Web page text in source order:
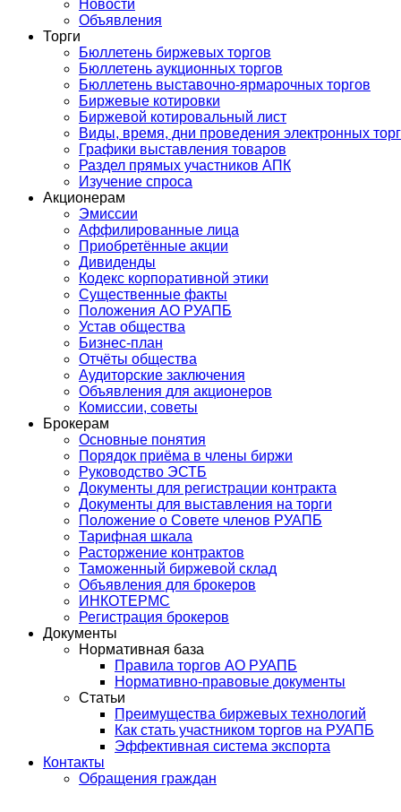
Новости
Объявления
Торги
Бюллетень биржевых торгов
Бюллетень аукционных торгов
Бюллетень выставочно-ярмарочных торгов
Биржевые котировки
Биржевой котировальный лист
Виды, время, дни проведения электронных
Графики выставления товаров
Раздел прямых участников АПК
Изучение спроса
Акционерам
Эмиссии
Аффилированные лица
Приобретённые акции
Дивиденды
Кодекс корпоративной этики
Существенные факты
Положения АО РУАПБ
Устав общества
Бизнес-план
Отчёты общества
Аудиторские заключения
Объявления для акционеров
Комиссии, советы
Брокерам
Основные понятия
Порядок приёма в члены биржи
Руководство ЭСТБ
Документы для регистрации контракта
Документы для выставления на торги
Положение о Совете членов РУАПБ
Тарифная шкала
Расторжение контрактов
Таможенный биржевой склад
Объявления для брокеров
ИНКОТЕРМС
Регистрация брокеров
Документы
Нормативная база
Правила торгов АО РУАПБ
Нормативно-правовые документы
Статьи
Преимущества биржевых технологий
Как стать участником торгов на РУАПБ
Эффективная система экспорта
Контакты
Обращения граждан